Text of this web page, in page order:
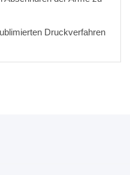
Druckverfahren